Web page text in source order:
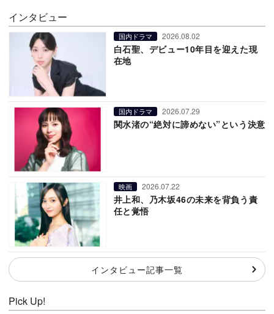
インタビュー
国内ドラマ 2026.08.02
白石聖、デビュー10年目を迎えた現
在地
国内ドラマ 2026.07.29
関水渚の“絶対に諦めない”という決意
映画 2026.07.22
井上和、乃木坂46の未来を背負う責
任と覚悟
インタビュー記事一覧
Pick Up!